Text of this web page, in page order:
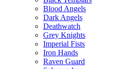
Blood Angels
Dark Angels
Deathwatch
Grey Knights
Imperial Fists
Iron Hands
Raven Guard